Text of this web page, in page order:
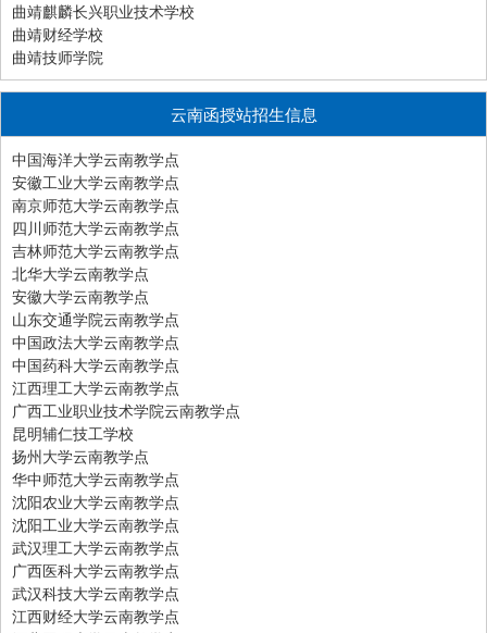
曲靖麒麟长兴职业技术学校
曲靖财经学校
曲靖技师学院
云南函授站招生信息
中国海洋大学云南教学点
安徽工业大学云南教学点
南京师范大学云南教学点
四川师范大学云南教学点
吉林师范大学云南教学点
北华大学云南教学点
安徽大学云南教学点
山东交通学院云南教学点
中国政法大学云南教学点
中国药科大学云南教学点
江西理工大学云南教学点
广西工业职业技术学院云南教学点
昆明辅仁技工学校
扬州大学云南教学点
华中师范大学云南教学点
沈阳农业大学云南教学点
沈阳工业大学云南教学点
武汉理工大学云南教学点
广西医科大学云南教学点
武汉科技大学云南教学点
江西财经大学云南教学点